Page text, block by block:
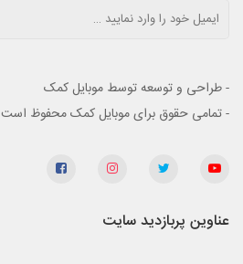
- طراحی و توسعه توسط موبایل کمک
- تمامی حقوق برای موبایل کمک محفوظ است
عناوین پربازدید سایت